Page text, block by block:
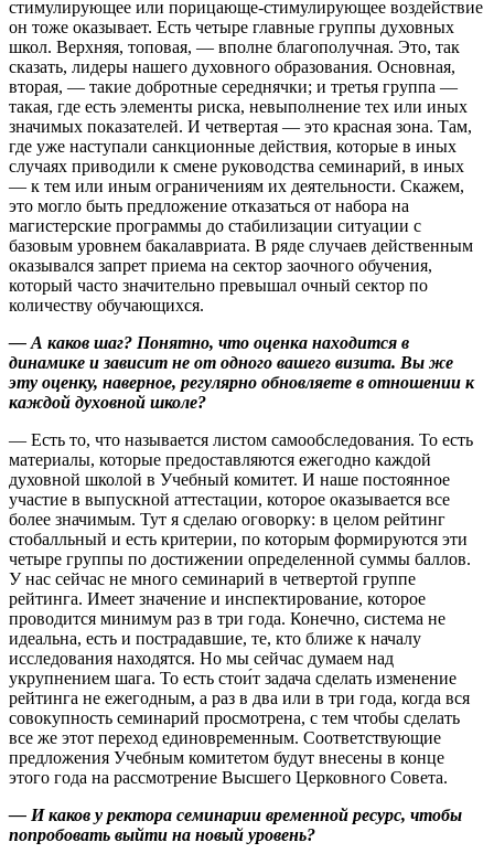
стимулирующее или порицающе-стимулирующее воздействие
он тоже оказывает. Есть четыре главные группы духовных
школ. Верхняя, топовая, — вполне благополучная. Это, так
сказать, лидеры нашего духовного образования. Основная,
вторая, — такие добротные середнячки; и третья группа —
такая, где есть элементы риска, невыполнение тех или иных
значимых показателей. И четвертая — это красная зона. Там,
где уже наступали санкционные действия, которые в иных
случаях приводили к смене руководства семинарий, в иных
— к тем или иным ограничениям их деятельности. Скажем,
это могло быть предложение отказаться от набора на
магистерские программы до стабилизации ситуации с
базовым уровнем бакалавриата. В ряде случаев действенным
оказывался запрет приема на сектор заочного обучения,
который часто значительно превышал очный сектор по
количеству обучающихся.
— А каков шаг? Понятно, что оценка находится в
динамике и зависит не от одного вашего визита. Вы же
эту оценку, наверное, регулярно обновляете в отношении к
каждой духовной школе?
— Есть то, что называется листом самообследования. То есть
материалы, которые предоставляются ежегодно каждой
духовной школой в Учебный комитет. И наше постоянное
участие в выпускной аттестации, которое оказывается все
более значимым. Тут я сделаю оговорку: в целом рейтинг
стобалльный и есть критерии, по которым формируются эти
четыре группы по достижении определенной суммы баллов.
У нас сейчас не много семинарий в четвертой группе
рейтинга. Имеет значение и инспектирование, которое
проводится минимум раз в три года. Конечно, система не
идеальна, есть и пострадавшие, те, кто ближе к началу
исследования находятся. Но мы сейчас думаем над
укрупнением шага. То есть стои́т задача сделать изменение
рейтинга не ежегодным, а раз в два или в три года, когда вся
совокупность семинарий просмотрена, с тем чтобы сделать
все же этот переход единовременным. Соответствующие
предложения Учебным комитетом будут внесены в конце
этого года на рассмотрение Высшего Церковного Совета.
— И каков у ректора семинарии временной ресурс, чтобы
попробовать выйти на новый уровень?